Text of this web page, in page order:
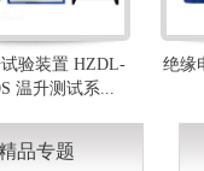
验装置 HZDL-
温升测试系...
绝缘
品专题